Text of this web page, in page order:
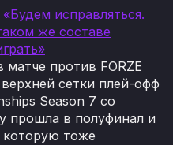
исправляться.
же составе
против FORZE
сетки плей-офф
Season 7 со
прошла в полуфинал и
которую тоже